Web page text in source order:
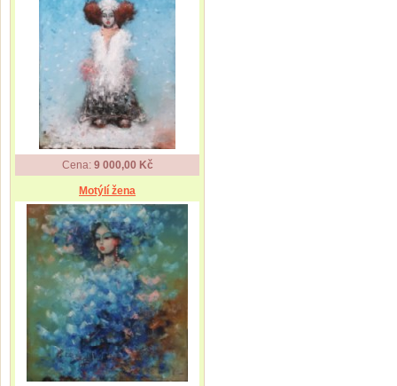
Cena: 9 000,00 Kč
Motýlí žena